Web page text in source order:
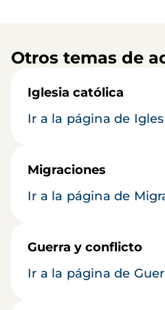
Otros temas de
Iglesia católica
Ir a la página de
Migraciones
Ir a la página de
Guerra y conflicto
Ir a la página de